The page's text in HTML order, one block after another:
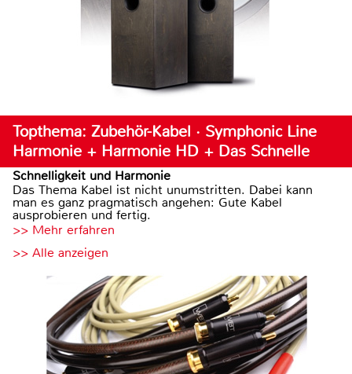
Topthema: Zubehör-Kabel · Symphonic Line
Harmonie + Harmonie HD + Das Schnelle
Schnelligkeit und Harmonie
Das Thema Kabel ist nicht unumstritten. Dabei kann
man es ganz pragmatisch angehen: Gute Kabel
ausprobieren und fertig.
>> Mehr erfahren
>> Alle anzeigen